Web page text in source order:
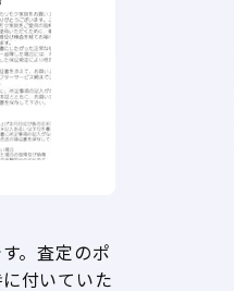
。査定のポ
付いていた